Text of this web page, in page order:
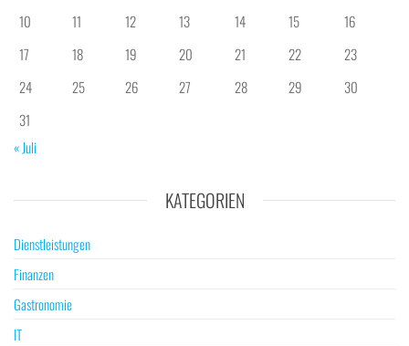
10
11 12 13 14 15
16
17
18 19 20 21 22
23
24
25 26 27 28 29
30
31
« Juli
KATEGORIEN
Dienstleistungen
Finanzen
Gastronomie
IT